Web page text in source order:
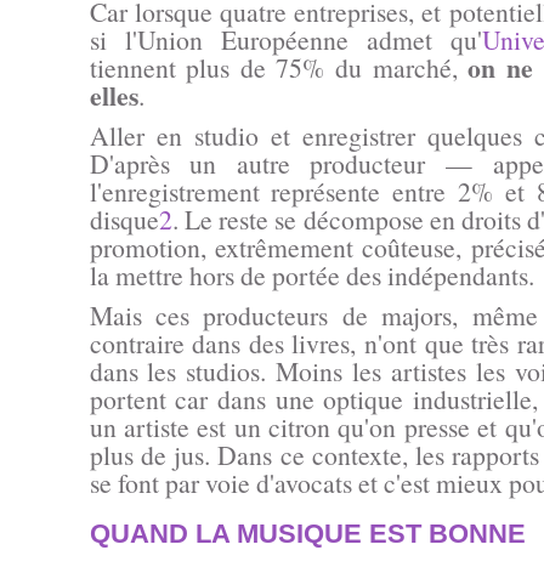
Car lorsque quatre entreprises, et
si l'Union Européenne admet qu'
tiennent plus de 75% du marché,on ne
elles.
Aller en studio et enregistrer quelques
D'après un autre producteur —
l'enregistrement représente entre 2%
disque2. Le reste se décompose en droits
promotion, extrêmement coûteuse,
la mettre hors de portée des indépendants.
Mais ces producteurs de majors,
contraire dans des livres, n'ont que très
dans les studios. Moins les artistes les
portent car dans une optique
un artiste est un citron qu'on presse et
plus de jus. Dans ce contexte, les
se font par voie d'avocats et c'est mieux
QUAND LA MUSIQUE EST BONNE